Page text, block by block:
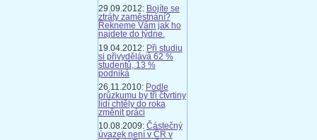
29.09.2012: Bojíte se
ztráty zaměstnání?
Řekneme Vám jak ho
najdete do týdne.
19.04.2012: Při studiu
si přivydělává 62 %
studentů, 13 %
podniká
26.11.2010: Podle
průzkumu by tři čtvrtiny
lidí chtěly do roka
změnit práci
10.08.2009: Částečný
úvazek není v ČR v